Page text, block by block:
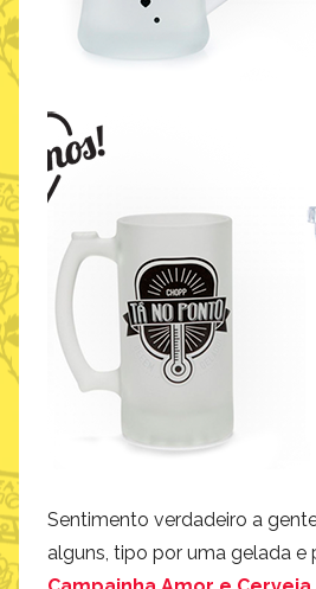
Sentimento verdadeiro a
alguns, tipo por uma gelada e